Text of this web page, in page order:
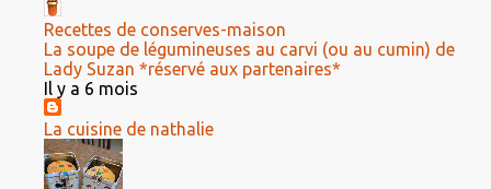
Recettes de conserves-maison
La soupe de légumineuses au carvi (ou au cumin) de
Lady Suzan *réservé aux partenaires*
Il y a 6 mois
La cuisine de nathalie